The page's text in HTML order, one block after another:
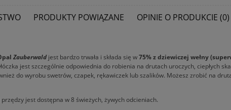
PRODUKTY POWIĄZANE OPINIE O PRODUKCIE (0)
Zauberwaldjest bardzo trwała i składa się w75% z dziewiczej wełny
jest szczególnie odpowiednia do robienia na drutach uroczych, ciepłych
do wyrobu swetrów, czapek, rękawiczek lub szalików. Możesz zrobić na
jest dostępna w 8 świeżych, żywych odcieniach.